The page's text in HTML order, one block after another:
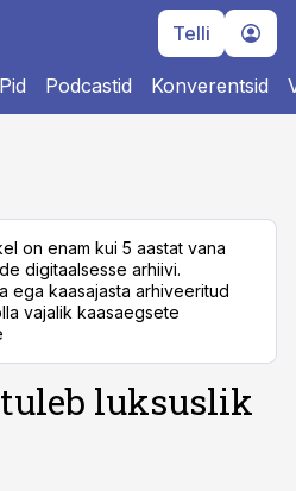
Telli
Podcastid Konverentsid
on enam kui 5 aastat vana
digitaalsesse arhiivi.
ega kaasajasta arhiveeritud
vajalik kaasaegsete
tuleb luksuslik